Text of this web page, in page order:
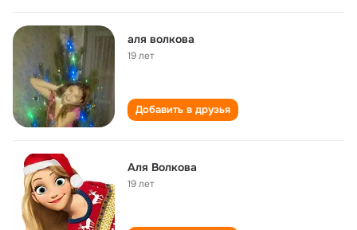
аля волкова
19 лет
Добавить в друзья
Аля Волкова
19 лет